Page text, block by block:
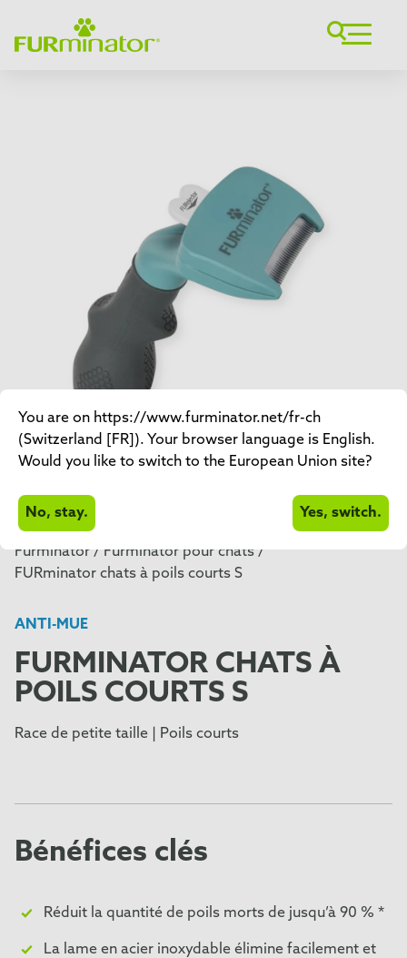
Furminator / Furminator pour chats /
FURminator chats à poils courts S
ANTI-MUE
FURMINATOR CHATS À
POILS COURTS S
Race de petite taille | Poils courts
Bénéfices clés
Réduit la quantité de poils morts de jusqu’à 90 % *
La lame en acier inoxydable élimine facilement et
You are on https://www.furminator.net/fr-ch
(Switzerland [FR]). Your browser language is English.
Would you like to switch to the European Union site?
No, stay. Yes, switch.